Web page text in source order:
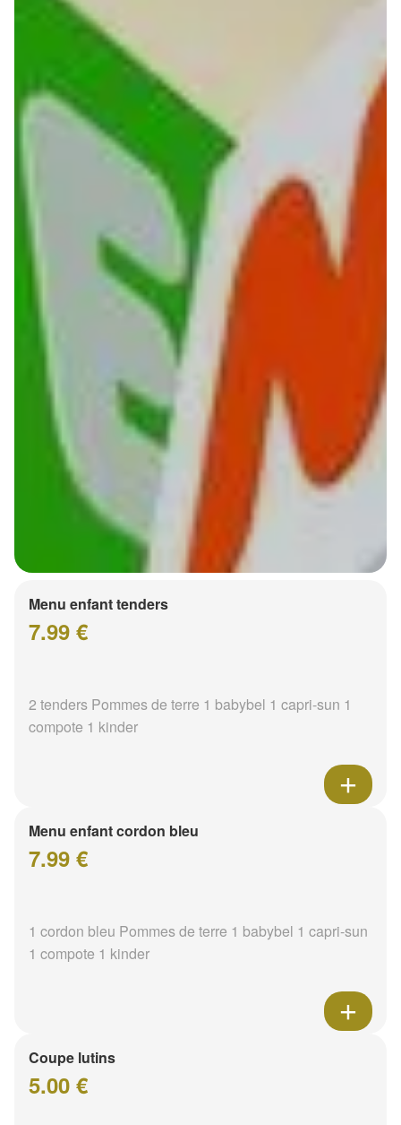
Menu enfant tenders
7.99 €
2 tenders Pommes de terre 1 babybel 1 capri-sun 1
compote 1 kinder
Menu enfant cordon bleu
7.99 €
1 cordon bleu Pommes de terre 1 babybel 1 capri-sun
1 compote 1 kinder
Coupe lutins
5.00 €